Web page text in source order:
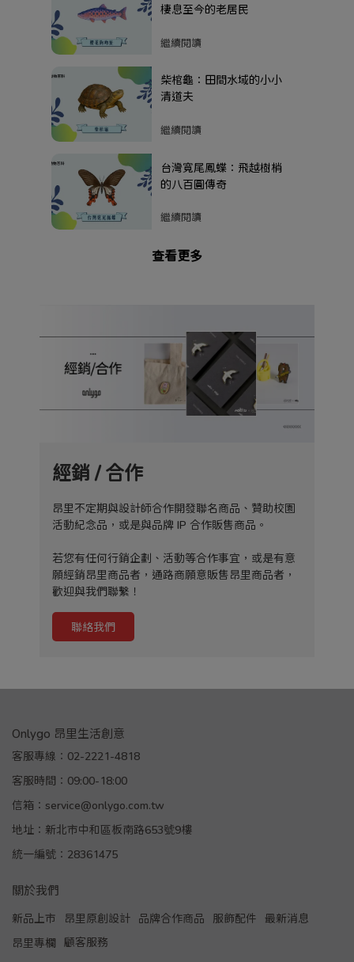
棲息至今的老居民
繼續閱讀
柴棺龜：田間水域的小小
清道夫
繼續閱讀
台灣寬尾鳳蝶：飛越樹梢
的八百圓傳奇
繼續閱讀
查看更多
經銷 / 合作
昂里不定期與設計師合作開發聯名商品、贊助校園
活動紀念品，或是與品牌 IP 合作販售商品。
若您有任何行銷企劃、活動等合作事宜，或是有意
願經銷昂里商品者，通路商願意販售昂里商品者，
歡迎與我們聯繫！
聯絡我們
Onlygo 昂里生活創意
客服專線：02-2221-4818
客服時間：09:00-18:00
信箱：service@onlygo.com.tw
地址：新北市中和區板南路653號9樓
統一編號：28361475
關於我們
新品上市 昂里原創設計 品牌合作商品 服飾配件
最新消息
昂里專欄
顧客服務